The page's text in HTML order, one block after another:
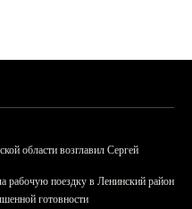
области возглавил Сергей
поездку в Ленинский район
готовности